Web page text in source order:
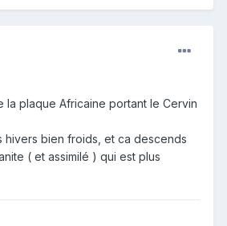
plaque Africaine portant le Cervin
hivers bien froids, et ca descends
( et assimilé ) qui est plus